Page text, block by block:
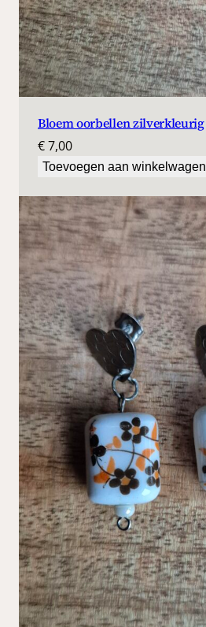
Bloem oorbellen zilverkleurig
€7,00
Toevoegen aan winkelwagen